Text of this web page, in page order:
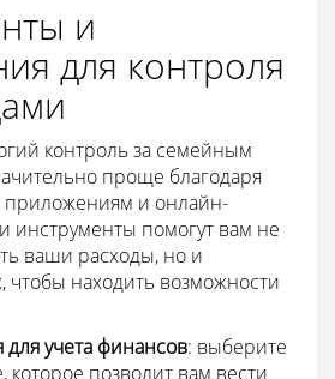
и
для контроля
контроль за семейным
проще благодаря
и онлайн-
инструменты помогут вам не
ваши расходы, но и
чтобы находить возможности
учета финансов: выберите
позволит вам вести